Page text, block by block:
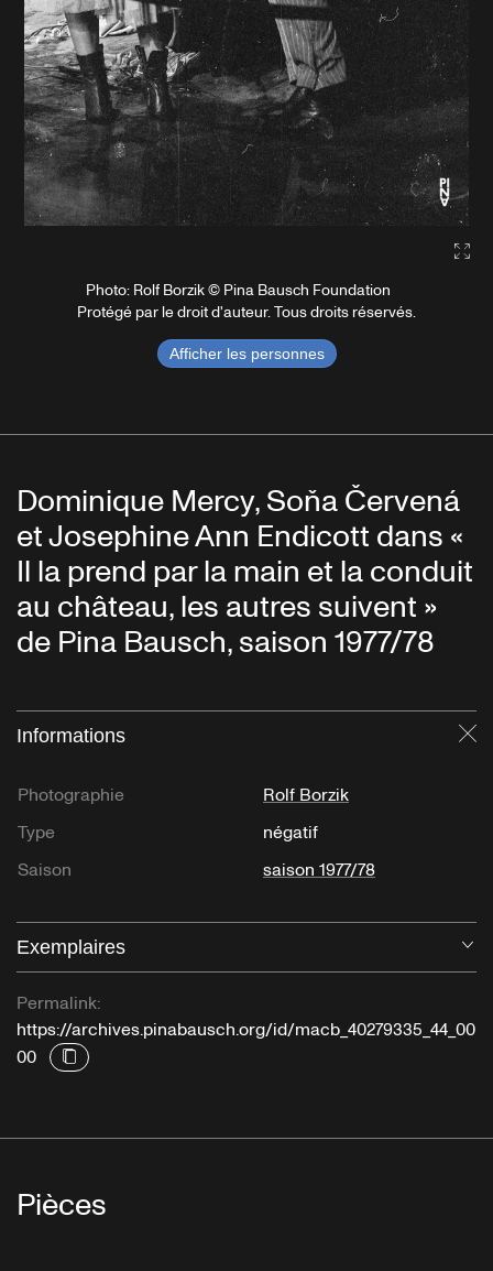
Photo: Rolf Borzik © Pina Bausch Foundation
Protégé par le droit d'auteur. Tous droits réservés.
Afficher les personnes
Dominique Mercy, Soňa Červená
et Josephine Ann Endicott dans «
Il la prend par la main et la conduit
au château, les autres suivent »
de Pina Bausch, saison 1977/78
Informations
Photographie
Rolf Borzik
Type
négatif
Saison
saison 1977/78
Exemplaires
Permalink:
https://archives.pinabausch.org/id/macb_40279335_44_00
00
Pièces